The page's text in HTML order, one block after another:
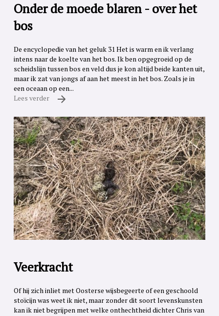
Onder de moede blaren - over het
bos
De encyclopedie van het geluk 31 Het is warm en ik verlang
intens naar de koelte van het bos. Ik ben opgegroeid op de
scheidslijn tussen bos en veld dus je kon altijd beide kanten uit,
maar ik zat van jongs af aan het meest in het bos. Zoals je in
een oceaan op een...
Lees verder
Veerkracht
Of hij zich inliet met Oosterse wijsbegeerte of een geschoold
stoïcijn was weet ik niet, maar zonder dit soort levenskunsten
kan ik niet begrijpen met welke onthechtheid dichter Chris van